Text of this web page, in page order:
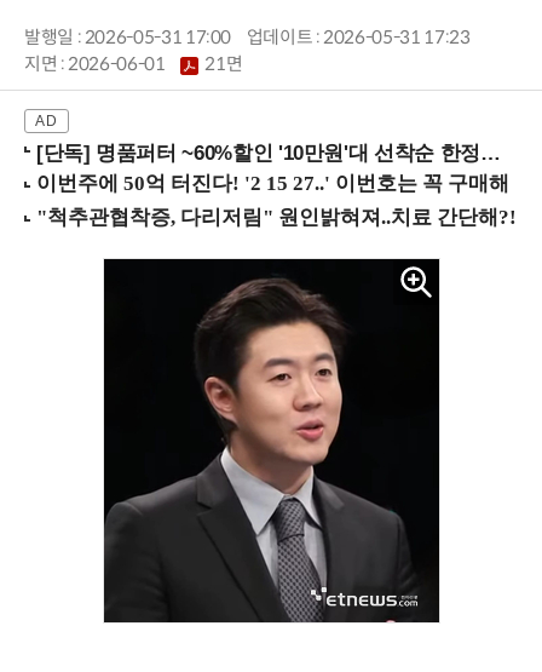
발행일 : 2026-05-31 17:00
업데이트 : 2026-05-31 17:23
지면 :2026-06-01 21면
[단독] 명품퍼터 ~60%할인 '10만원'대 선착순 한정판매!